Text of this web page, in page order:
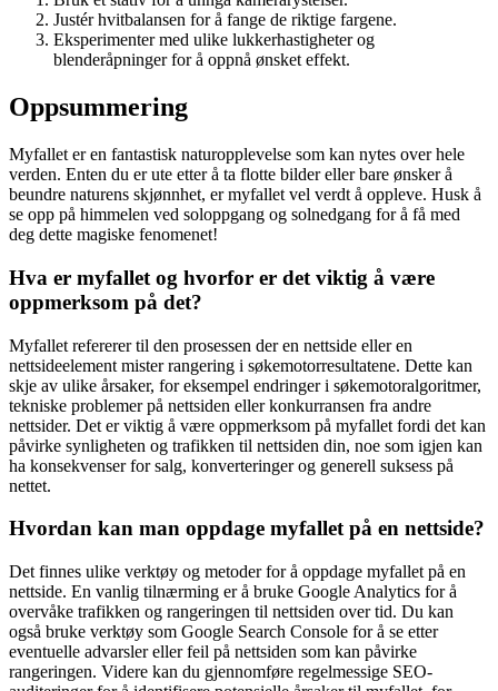
Justér hvitbalansen for å fange de riktige fargene.
Eksperimenter med ulike lukkerhastigheter og
blenderåpninger for å oppnå ønsket effekt.
Oppsummering
Myfallet er en fantastisk naturopplevelse som kan nytes over hele
verden. Enten du er ute etter å ta flotte bilder eller bare ønsker å
beundre naturens skjønnhet, er myfallet vel verdt å oppleve. Husk å
se opp på himmelen ved soloppgang og solnedgang for å få med
deg dette magiske fenomenet!
Hva er myfallet og hvorfor er det viktig å være
oppmerksom på det?
Myfallet refererer til den prosessen der en nettside eller en
nettsideelement mister rangering i søkemotorresultatene. Dette kan
skje av ulike årsaker, for eksempel endringer i søkemotoralgoritmer,
tekniske problemer på nettsiden eller konkurransen fra andre
nettsider. Det er viktig å være oppmerksom på myfallet fordi det kan
påvirke synligheten og trafikken til nettsiden din, noe som igjen kan
ha konsekvenser for salg, konverteringer og generell suksess på
nettet.
Hvordan kan man oppdage myfallet på en nettside?
Det finnes ulike verktøy og metoder for å oppdage myfallet på en
nettside. En vanlig tilnærming er å bruke Google Analytics for å
overvåke trafikken og rangeringen til nettsiden over tid. Du kan
også bruke verktøy som Google Search Console for å se etter
eventuelle advarsler eller feil på nettsiden som kan påvirke
rangeringen. Videre kan du gjennomføre regelmessige SEO-